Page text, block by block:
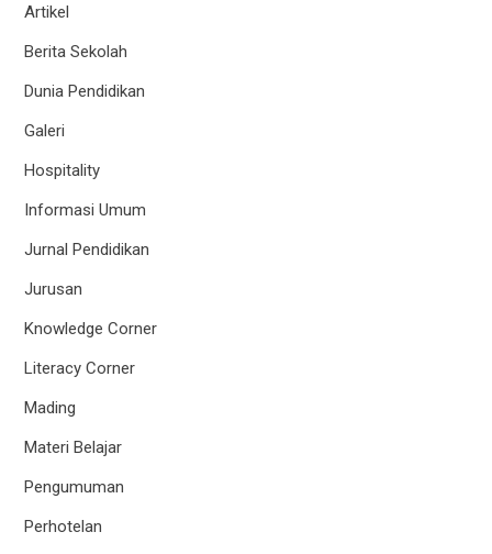
Artikel
Berita Sekolah
Dunia Pendidikan
Galeri
Hospitality
Informasi Umum
Jurnal Pendidikan
Jurusan
Knowledge Corner
Literacy Corner
Mading
Materi Belajar
Pengumuman
Perhotelan